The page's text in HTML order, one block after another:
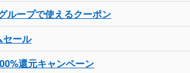
ループで使えるクーポン
セール
還元キャンペーン